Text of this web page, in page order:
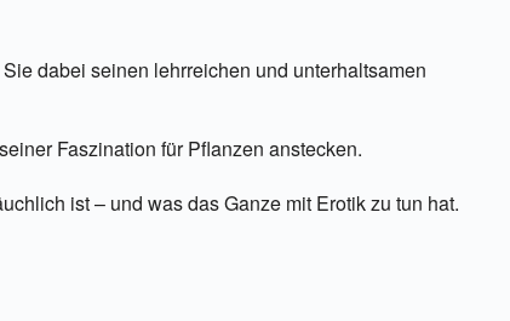
dabei seinen lehrreichen und unterhaltsamen
Faszination für Pflanzen anstecken.
ist – und was das Ganze mit Erotik zu tun hat.